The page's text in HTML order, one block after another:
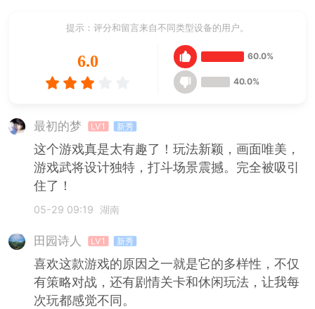
提示：评分和留言来自不同类型设备的用户。
6.0 60.0%
40.0%
最初的梦 LV1 新秀
这个游戏真是太有趣了！玩法新颖，画面唯美，
游戏武将设计独特，打斗场景震撼。完全被吸引
住了！
05-29 09:19 湖南
田园诗人 LV1 新秀
喜欢这款游戏的原因之一就是它的多样性，不仅
有策略对战，还有剧情关卡和休闲玩法，让我每
次玩都感觉不同。